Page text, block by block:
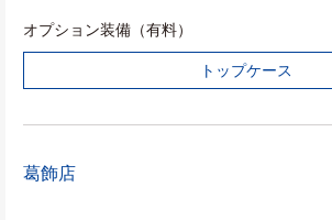
オプション装備（有料）
トップケース
葛飾店